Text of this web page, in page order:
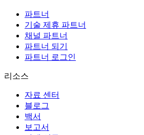
파트너
기술 제휴 파트너
채널 파트너
파트너 되기
파트너 로그인
리소스
자료 센터
블로그
백서
보고서